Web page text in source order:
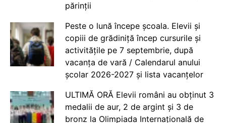
părinții
Peste o lună începe școala. Elevii și
copiii de grădiniță încep cursurile și
activitățile pe 7 septembrie, după
vacanța de vară / Calendarul anului
școlar 2026-2027 și lista vacanțelor
ULTIMĂ ORĂ Elevii români au obținut 3
medalii de aur, 2 de argint și 3 de
bronz la Olimpiada Internațională de